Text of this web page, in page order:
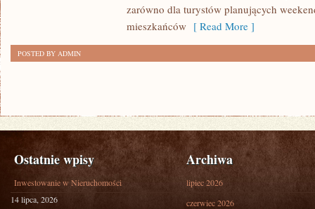
zarówno dla turystów planujących
mieszkańców [ Read More ]
POSTED BY ADMIN
Ostatnie wpisy
Inwestowanie w Nieruchomości
14 lipca, 2026
Archiwa
lipiec 2026
czerwiec 2026